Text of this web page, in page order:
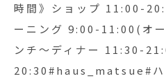
時間》ショップ 11:00-
ーニング 9:00-11:00(オ
ンチ〜ディナー 11:30-
20:30#haus_matsue#ハ